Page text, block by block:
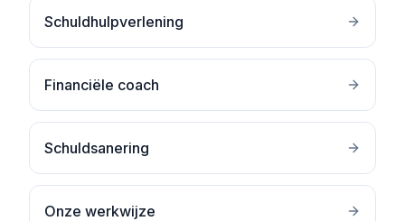
Schuldhulpverlening
Financiële coach
Schuldsanering
Onze werkwijze